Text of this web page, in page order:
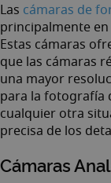
Las cámaras de
principalmente
Estas cámaras
que las cámaras
una mayor
para la fotografía
cualquier otra
precisa de los
Cámaras